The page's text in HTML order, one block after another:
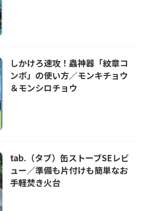
しかけろ速攻！蟲神器「紋章コ
ンボ」の使い方／モンキチョウ
＆モンシロチョウ
tab.（タブ）缶ストーブSEレビ
ュー／準備も片付けも簡単なお
手軽焚き火台